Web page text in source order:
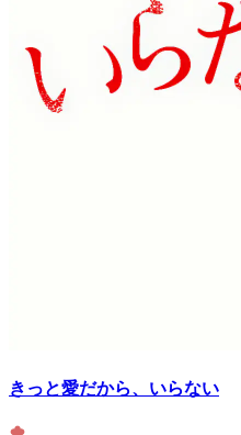
きっと愛だから、いらない